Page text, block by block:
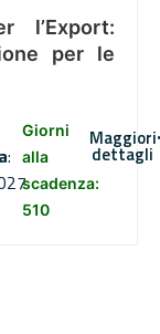
l’Export:
per le
:
Giorni
alla
scadenza:
510
Maggiori
dettagli